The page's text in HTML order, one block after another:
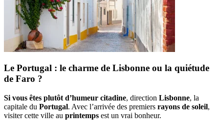
Le Portugal : le charme de Lisbonne ou la quiétude
de Faro ?
Si vous êtes plutôt d’humeur citadine, direction Lisbonne, la
capitale du Portugal. Avec l’arrivée des premiers rayons de soleil,
visiter cette ville au printemps est un vrai bonheur.